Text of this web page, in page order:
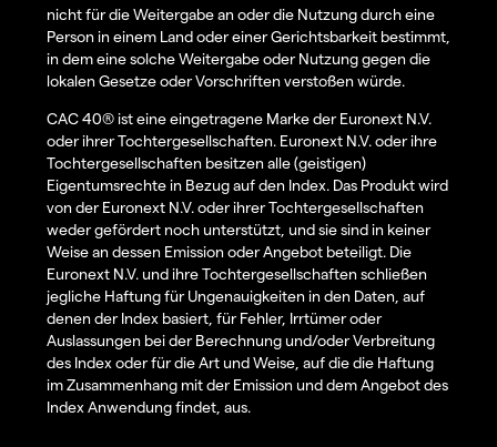
nicht für die Weitergabe an oder die Nutzung durch eine
Person in einem Land oder einer Gerichtsbarkeit bestimmt,
in dem eine solche Weitergabe oder Nutzung gegen die
lokalen Gesetze oder Vorschriften verstoßen würde.
CAC 40® ist eine eingetragene Marke der Euronext N.V.
oder ihrer Tochtergesellschaften. Euronext N.V. oder ihre
Tochtergesellschaften besitzen alle (geistigen)
Eigentumsrechte in Bezug auf den Index. Das Produkt wird
von der Euronext N.V. oder ihrer Tochtergesellschaften
weder gefördert noch unterstützt, und sie sind in keiner
Weise an dessen Emission oder Angebot beteiligt. Die
Euronext N.V. und ihre Tochtergesellschaften schließen
jegliche Haftung für Ungenauigkeiten in den Daten, auf
denen der Index basiert, für Fehler, Irrtümer oder
Auslassungen bei der Berechnung und/oder Verbreitung
des Index oder für die Art und Weise, auf die die Haftung
im Zusammenhang mit der Emission und dem Angebot des
Index Anwendung findet, aus.